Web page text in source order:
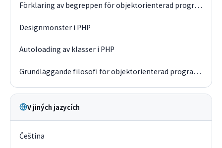
Förklaring av begreppen för objektorienterad programmering
Designmönster i PHP
Autoloading av klasser i PHP
Grundläggande filosofi för objektorienterad programmering
V jiných jazycích
Čeština